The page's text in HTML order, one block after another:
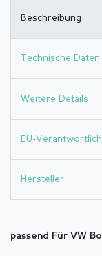
Beschreibung
Technische Daten
Weitere Details
EU-
Hersteller
passend Für VW